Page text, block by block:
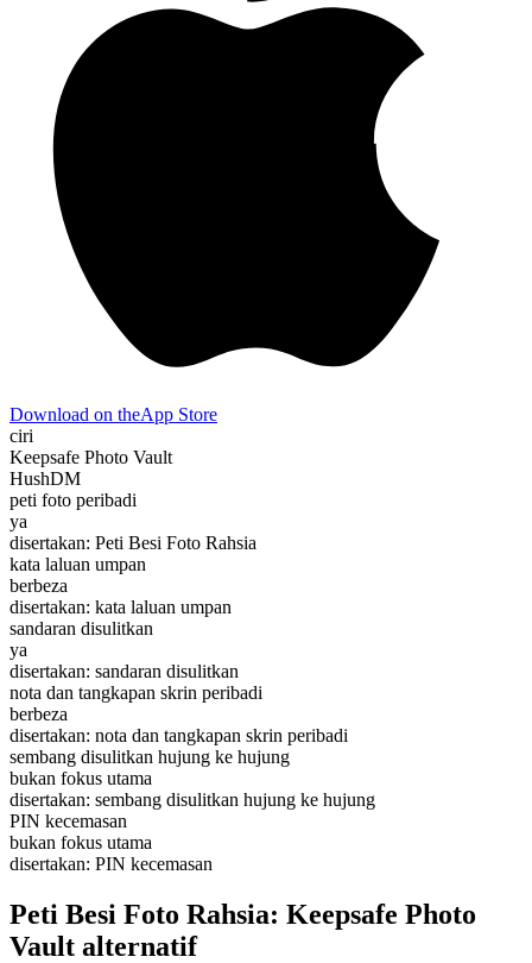
Download on theApp Store
ciri
Keepsafe Photo Vault
HushDM
peti foto peribadi
ya
disertakan: Peti Besi Foto Rahsia
kata laluan umpan
berbeza
disertakan: kata laluan umpan
sandaran disulitkan
ya
disertakan: sandaran disulitkan
nota dan tangkapan skrin peribadi
berbeza
disertakan: nota dan tangkapan skrin peribadi
sembang disulitkan hujung ke hujung
bukan fokus utama
disertakan: sembang disulitkan hujung ke hujung
PIN kecemasan
bukan fokus utama
disertakan: PIN kecemasan
Peti Besi Foto Rahsia: Keepsafe Photo
Vault alternatif